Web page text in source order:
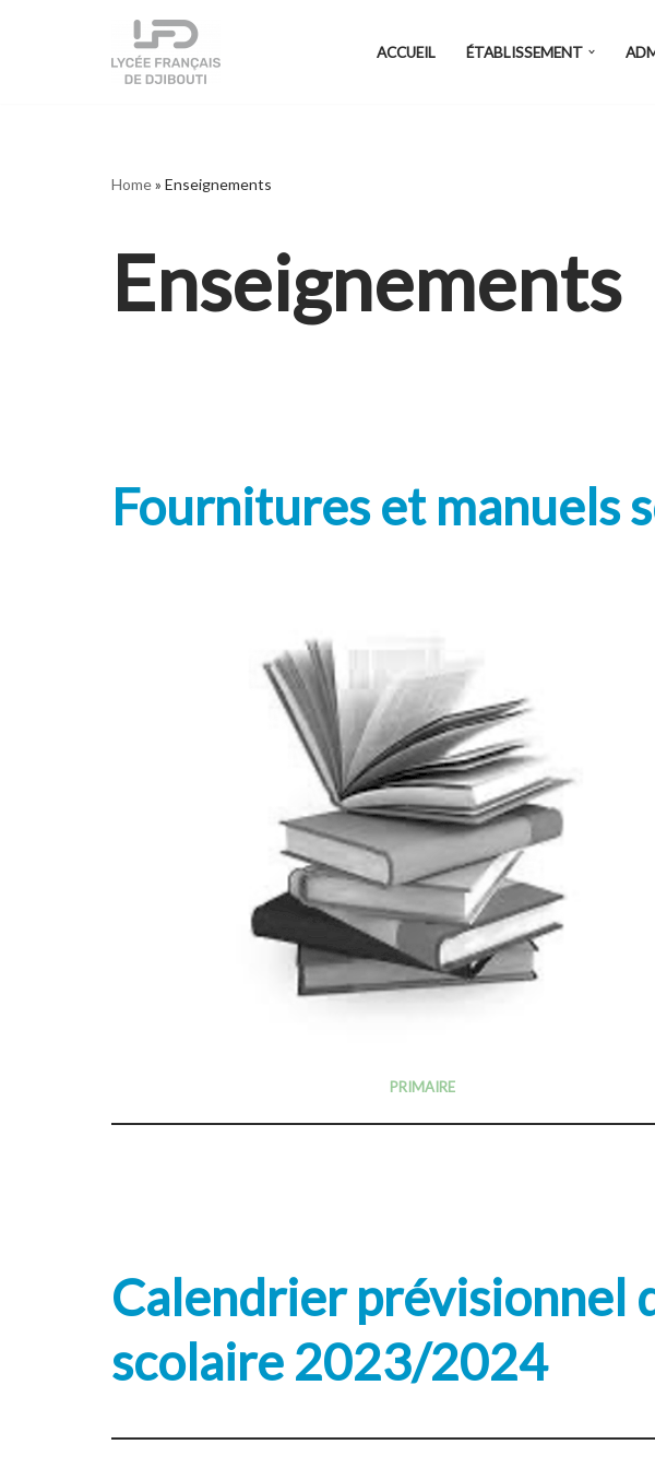
ACCUEIL ÉTABLISSEMENT
Home» Enseignements
Enseignements
Fournitures et manuels
PRIMAIRE
Calendrier prévisionnel
scolaire 2023/2024